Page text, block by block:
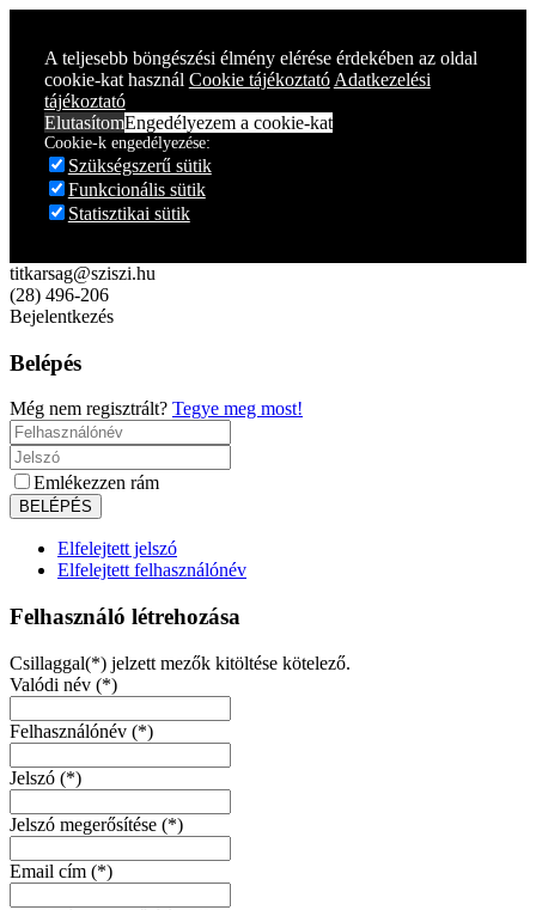
A teljesebb böngészési élmény elérése érdekében az oldal
cookie-kat használ Cookie tájékoztató Adatkezelési
tájékoztató
ElutasítomEngedélyezem a cookie-kat
Cookie-k engedélyezése:
Szükségszerű sütik
Funkcionális sütik
Statisztikai sütik
titkarsag@sziszi.hu
(28) 496-206
Bejelentkezés
Belépés
Még nem regisztrált? Tegye meg most!
Emlékezzen rám
Elfelejtett jelszó
Elfelejtett felhasználónév
Felhasználó létrehozása
Csillaggal(*) jelzett mezők kitöltése kötelező.
Valódi név (*)
Felhasználónév (*)
Jelszó (*)
Jelszó megerősítése (*)
Email cím (*)